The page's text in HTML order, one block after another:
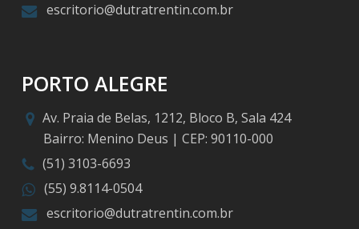
escritorio@dutratrentin.com.br
PORTO ALEGRE
Av. Praia de Belas, 1212, Bloco B, Sala 424
Bairro: Menino Deus | CEP: 90110-000
(51) 3103-6693
(55) 9.8114-0504
escritorio@dutratrentin.com.br